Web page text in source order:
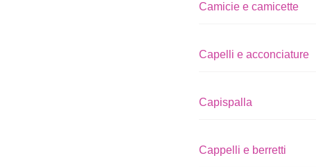
Camicie e camicette
Capelli e acconciature
Capispalla
Cappelli e berretti